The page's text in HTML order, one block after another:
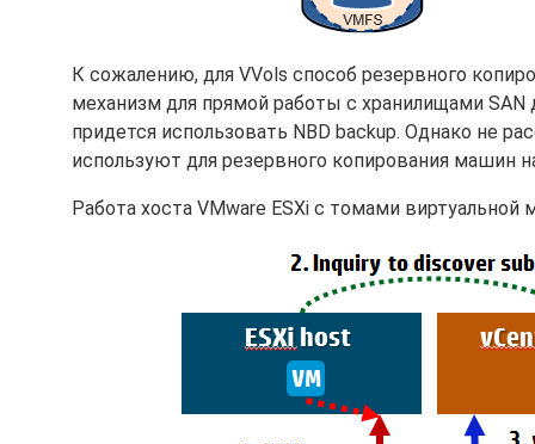
К сожалению, для VVols способ резервного
механизм для прямой работы с хранилищами SAN
придется использовать NBD backup. Однако не
используют для резервного копирования машин
Работа хоста VMware ESXi с томами